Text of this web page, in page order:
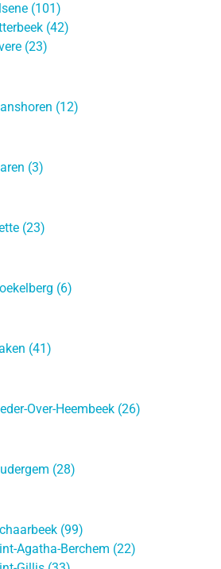
(101)
(42)
(23)
(12)
(3)
(23)
(6)
(41)
Over-Heembeek (26)
(28)
(99)
Agatha-Berchem (22)